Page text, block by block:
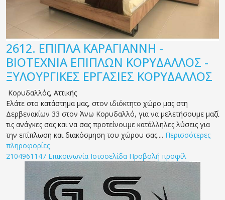
2612. ΕΠΙΠΛΑ ΚΑΡΑΓΙΑΝΝΗ -
ΒΙΟΤΕΧΝΙΑ ΕΠΙΠΛΩΝ ΚΟΡΥΔΑΛΛΟΣ -
ΞΥΛΟΥΡΓΙΚΕΣ ΕΡΓΑΣΙΕΣ ΚΟΡΥΔΑΛΛΟΣ
Κορυδαλλός, Αττικής
Ελάτε στο κατάστημα μας, στον ιδιόκτητο χώρο μας στη
Δερβενακίων 33 στον Άνω Κορυδαλλό, για να μελετήσουμε μαζί
τις ανάγκες σας και να σας προτείνουμε κατάλληλες λύσεις για
την επίπλωση και διακόσμηση του χώρου σας.... Περισσότερες
πληροφορίες
2104961147 Επικοινωνία Ιστοσελίδα Προβολή προφίλ